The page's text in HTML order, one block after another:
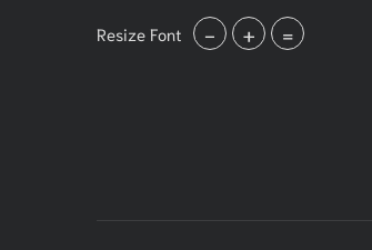
Resize Font - + =